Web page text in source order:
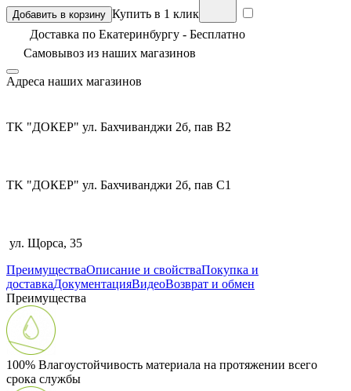
Добавить в корзину Купить в 1 клик
Доставка по Екатеринбургу - Бесплатно
Самовывоз из наших магазинов
Адреса наших магазинов
TK "ДОКЕР" ул. Бахчиванджи 2б, пав В2
TK "ДОКЕР" ул. Бахчиванджи 2б, пав С1
ул. Щорса, 35
ПреимуществаОписание и свойстваПокупка и
доставкаДокументацияВидеоВозврат и обмен
Преимущества
100% Влагоустойчивость материала на протяжении всего
срока службы